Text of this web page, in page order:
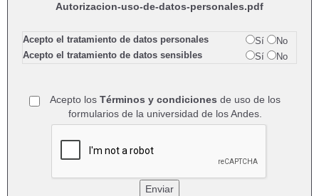
Autorizacion-uso-de-datos-personales.pdf
Acepto el tratamiento de datos personales Sí
No
Acepto el tratamiento de datos sensibles
Sí No
Acepto los Términos y condiciones de uso de los
formularios de la universidad de los Andes.